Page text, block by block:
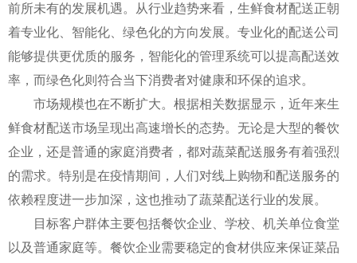
前所未有的发展机遇。从行业趋势来看，生鲜食材配送正朝
着专业化、智能化、绿色化的方向发展。专业化的配送公司
能够提供更优质的服务，智能化的管理系统可以提高配送效
率，而绿色化则符合当下消费者对健康和环保的追求。
市场规模也在不断扩大。根据相关数据显示，近年来生
鲜食材配送市场呈现出高速增长的态势。无论是大型的餐饮
企业，还是普通的家庭消费者，都对蔬菜配送服务有着强烈
的需求。特别是在疫情期间，人们对线上购物和配送服务的
依赖程度进一步加深，这也推动了蔬菜配送行业的发展。
目标客户群体主要包括餐饮企业、学校、机关单位食堂
以及普通家庭等。餐饮企业需要稳定的食材供应来保证菜品